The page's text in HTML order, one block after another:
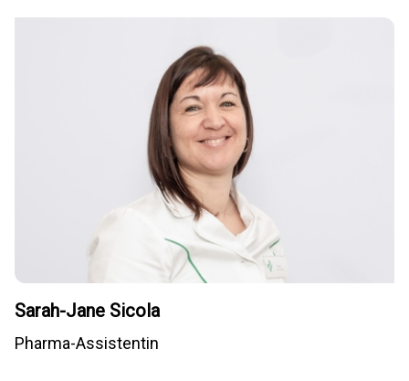
Sarah-Jane Sicola
Pharma-Assistentin